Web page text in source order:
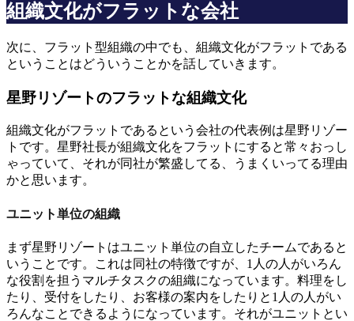
組織文化がフラットな会社
次に、フラット型組織の中でも、組織文化がフラットである
ということはどういうことかを話していきます。
星野リゾートのフラットな組織文化
組織文化がフラットであるという会社の代表例は星野リゾー
トです。星野社長が組織文化をフラットにすると常々おっし
ゃっていて、それが同社が繁盛してる、うまくいってる理由
かと思います。
ユニット単位の組織
まず星野リゾートはユニット単位の自立したチームであると
いうことです。これは同社の特徴ですが、1人の人がいろん
な役割を担うマルチタスクの組織になっています。料理をし
たり、受付をしたり、お客様の案内をしたりと1人の人がい
ろんなことできるようになっています。それがユニットとい